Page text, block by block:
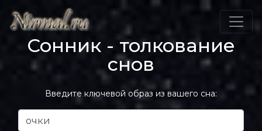
Сонник - толкование
снов
Введите ключевой образ из вашего сна: